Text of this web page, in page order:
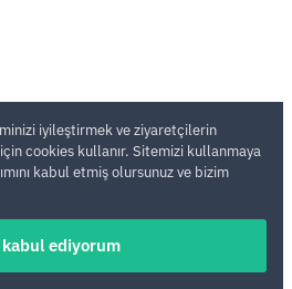
iyileştirmek ve ziyaretçilerin
cookies kullanır. Sitemizi kullanmaya
kabul etmiş olursunuz ve bizim
ediyorum